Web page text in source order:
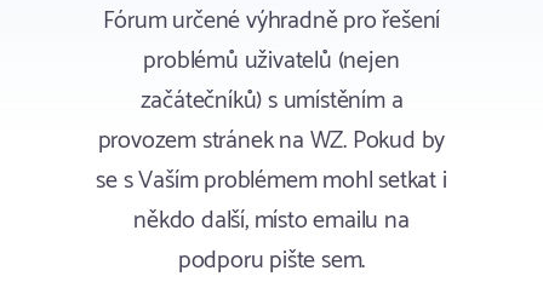
Fórum určené výhradně pro řešení
problémů uživatelů (nejen
začátečníků) s umístěním a
provozem stránek na WZ. Pokud by
se s Vaším problémem mohl setkat i
někdo další, místo emailu na
podporu pište sem.